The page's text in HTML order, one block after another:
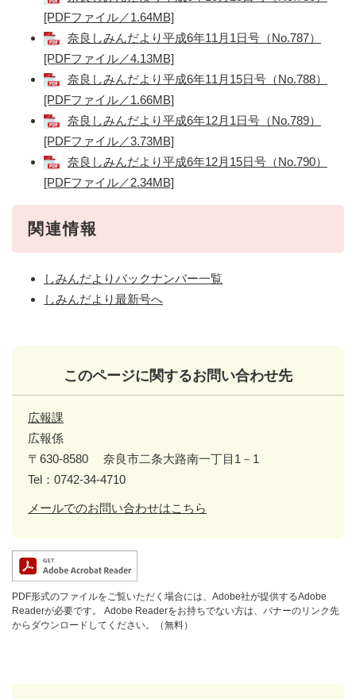
[PDFファイル／1.64MB]
奈良しみんだより平成6年11月1日号（No.787）
[PDFファイル／4.13MB]
奈良しみんだより平成6年11月15日号（No.788）
[PDFファイル／1.66MB]
奈良しみんだより平成6年12月1日号（No.789）
[PDFファイル／3.73MB]
奈良しみんだより平成6年12月15日号（No.790）
[PDFファイル／2.34MB]
関連情報
しみんだよりバックナンバー一覧
しみんだより最新号へ
このページに関するお問い合わせ先
広報課
広報係
〒630-8580
奈良市二条大路南一丁目1－1
Tel：0742-34-4710
メールでのお問い合わせはこちら
PDF形式のファイルをご覧いただく場合には、Adobe社が提供するAdobe
Readerが必要です。
Adobe Readerをお持ちでない方は、バナーのリンク先
からダウンロードしてください。（無料）